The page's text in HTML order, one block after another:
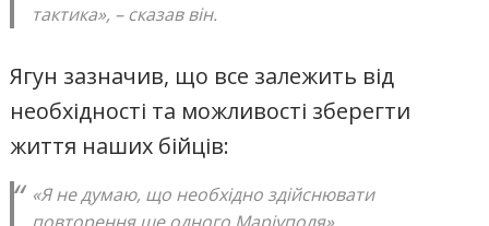
тактика», – сказав він.
Ягун зазначив, що все залежить від
необхідності та можливості зберегти
життя наших бійців:
«Я не думаю, що необхідно здійснювати